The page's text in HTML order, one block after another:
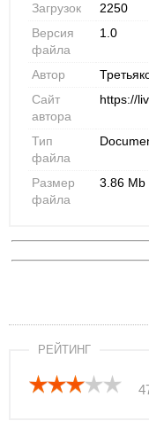
Загрузок
2250
Версия
файла
1.0
Автор
Сайт
автора
https://
Тип
файла
Размер
файла
3.86 Mb
РЕЙТИНГ